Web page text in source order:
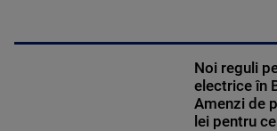
Noi reguli
electrice în
Amenzi de
lei pentru